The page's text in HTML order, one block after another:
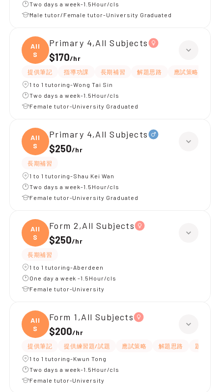
Two days a week-1.5Hour/cls
Male tutor/Female tutor-University Graduated
All
S
Primary 4,All Subjects
$170/hr
提供筆記 指導功課 長期補習 解題思路 應試策略
1 to 1 tutoring-Wong Tai Sin
Two days a week-1.5Hour/cls
Female tutor-University Graduated
All
S
Primary 4,All Subjects
$250/hr
長期補習
1 to 1 tutoring-Shau Kei Wan
Two days a week-1.5Hour/cls
Female tutor-University Graduated
All
S
Form 2,All Subjects
$250/hr
長期補習
1 to 1 tutoring-Aberdeen
One day a week -1.5Hour/cls
Female tutor-University
All
S
Form 1,All Subjects
$200/hr
提供筆記 提供練習題/試題 應試策略 解題思路
題目講解
1 to 1 tutoring-Kwun Tong
Two days a week-1.5Hour/cls
Female tutor-University